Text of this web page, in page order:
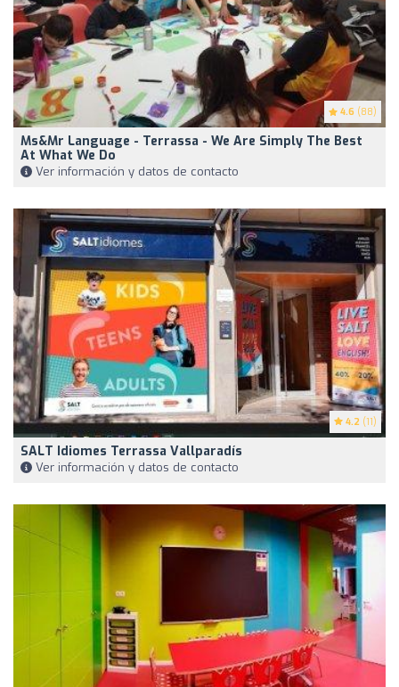
4.6 (88)
Ms&Mr Language - Terrassa - We Are Simply The Best
At What We Do
Ver información y datos de contacto
4.2 (11)
SALT Idiomes Terrassa Vallparadís
Ver información y datos de contacto